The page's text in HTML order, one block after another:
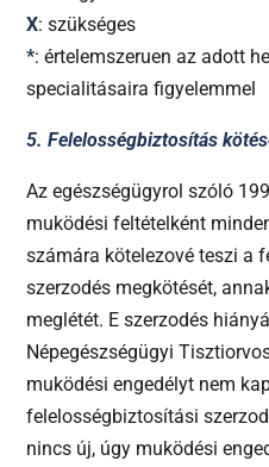
X: szükséges
*: értelemszeruen az adott
specialitásaira figyelemmel
5. Felelosségbiztosítás
Az egészségügyrol szóló
muködési feltételként
számára kötelezové teszi a
szerzodés megkötését,
meglétét. E szerzodés
Népegészségügyi
muködési engedélyt nem
felelosségbiztosítási
nincs új, úgy muködési